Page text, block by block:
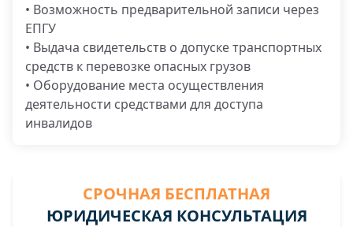
• Возможность предварительной записи через
ЕПГУ
• Выдача свидетельств о допуске транспортных
средств к перевозке опасных грузов
• Оборудование места осуществления
деятельности средствами для доступа
инвалидов
СРОЧНАЯ БЕСПЛАТНАЯ
ЮРИДИЧЕСКАЯ КОНСУЛЬТАЦИЯ